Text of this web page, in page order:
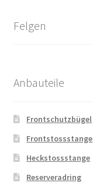
Felgen
Anbauteile
Frontschutzbügel
Frontstossstange
Heckstossstange
Reserveradring